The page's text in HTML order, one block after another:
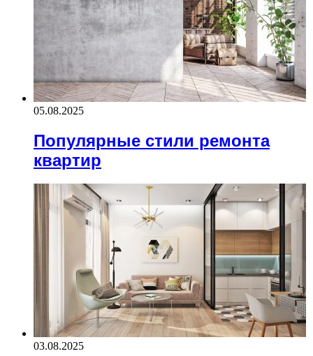
05.08.2025
Популярные стили ремонта
квартир
03.08.2025